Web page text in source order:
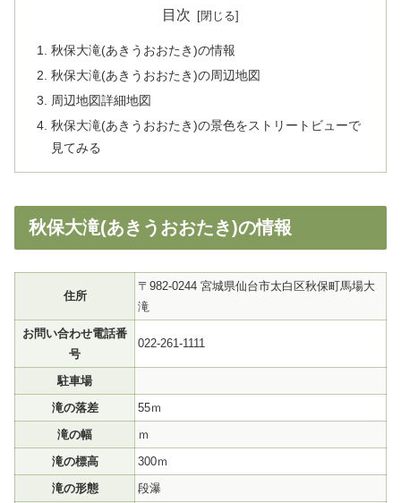
目次
秋保大滝(あきうおおたき)の情報
秋保大滝(あきうおおたき)の周辺地図
周辺地図詳細地図
秋保大滝(あきうおおたき)の景色をストリートビューで
見てみる
秋保大滝(あきうおおたき)の情報
住所
〒982-0244 宮城県仙台市太白区秋保町馬場大
滝
お問い合わせ電話番
号
022-261-1111
駐車場
滝の落差
55ｍ
滝の幅
ｍ
滝の標高
300ｍ
滝の形態
段瀑